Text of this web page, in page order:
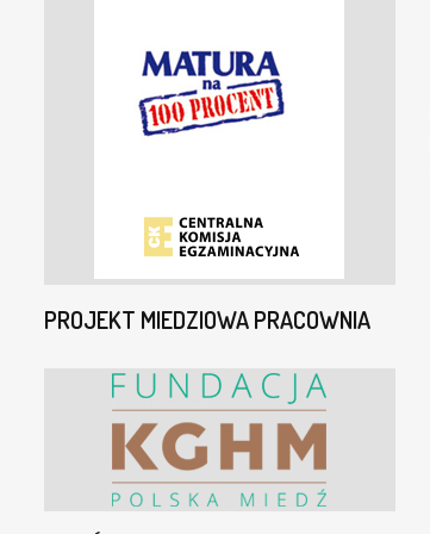
PROJEKT MIEDZIOWA PRACOWNIA